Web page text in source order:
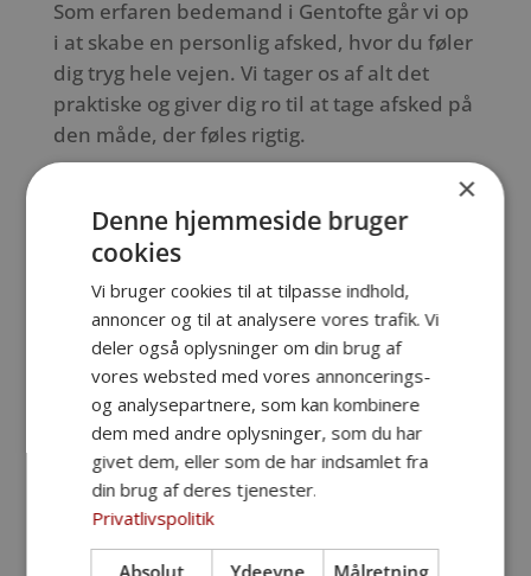
Som erfaren bedemand i Gentofte går vi op
i at skabe en personlig afsked, hvor du føler
dig tryg hele vejen. Vi tager os af alt det
praktiske og giver dig ro til at tage afsked på
den måde, der føles rigtig.
×
Denne hjemmeside bruger
cookies
Vi bruger cookies til at tilpasse indhold,
annoncer og til at analysere vores trafik. Vi
deler også oplysninger om din brug af
vores websted med vores annoncerings-
og analysepartnere, som kan kombinere
dem med andre oplysninger, som du har
givet dem, eller som de har indsamlet fra
din brug af deres tjenester.
Privatlivspolitik
Absolut Ydeevne Målretning